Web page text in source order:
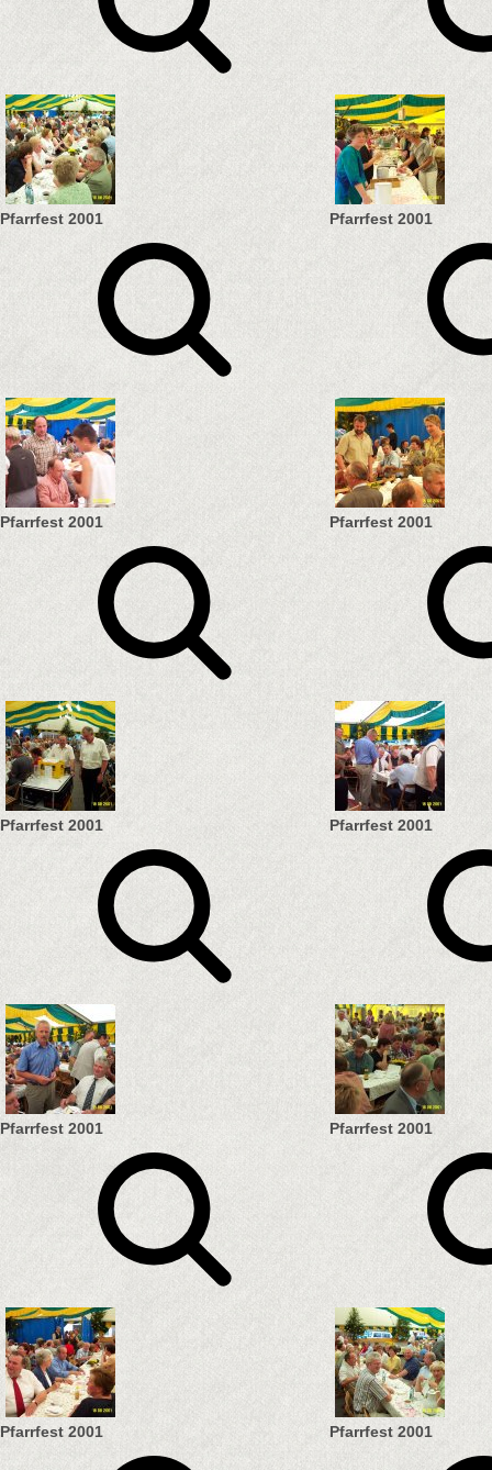
Pfarrfest 2001 Pfarrfest 2001
Pfarrfest 2001 Pfarrfest 2001
Pfarrfest 2001 Pfarrfest 2001
Pfarrfest 2001 Pfarrfest 2001
Pfarrfest 2001 Pfarrfest 2001